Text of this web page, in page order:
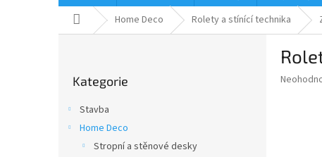
Domů Home Deco Rolety a stínící technika
kategorie
Kategorie
Stavba
Home Deco
Stropní a stěnové desky
Průměrné